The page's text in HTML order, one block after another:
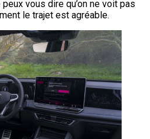
vous dire qu’on ne voit pas
le trajet est agréable.